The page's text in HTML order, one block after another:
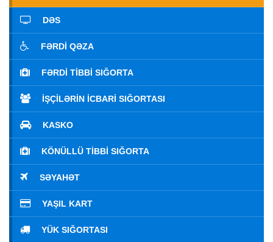
DƏS
FƏRDI QƏZA
FƏRDI TIBBI SIĞORTA
İŞÇILƏRIN İCBARI SIĞORTASI
KASKO
KÖNÜLLÜ TIBBI SIĞORTA
SƏYAHƏT
YAŞIL KART
YÜK SIĞORTASI